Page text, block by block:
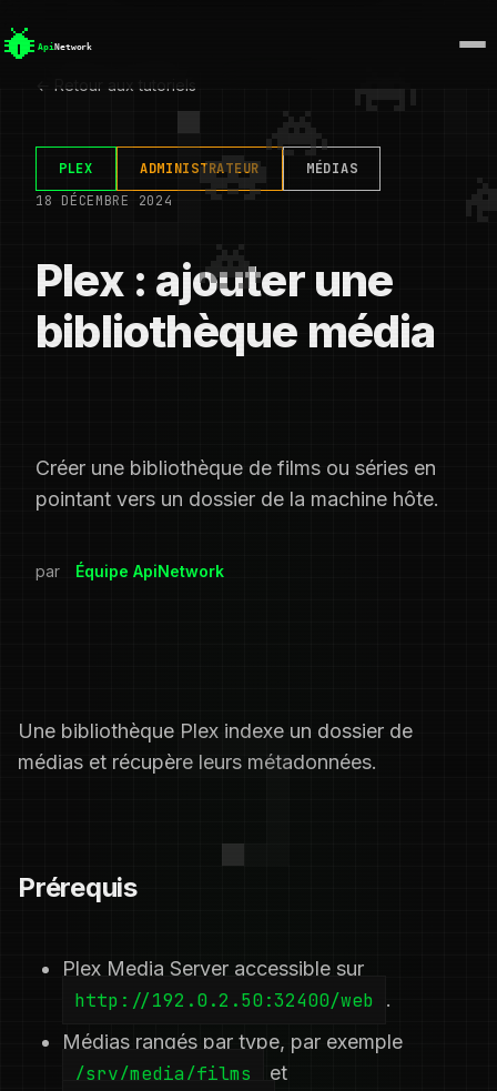
← Retour aux tutoriels
PLEX ADMINISTRATEUR
MÉDIAS
18 DÉCEMBRE 2024
Plex : ajouter une
bibliothèque média
Créer une bibliothèque de films ou séries en
pointant vers un dossier de la machine hôte.
par Équipe ApiNetwork
Une bibliothèque Plex indexe un dossier de
médias et récupère leurs métadonnées.
Prérequis
Plex Media Server accessible sur
http://192.0.2.50:32400/web
.
Médias rangés par type, par exemple
/srv/media/films et